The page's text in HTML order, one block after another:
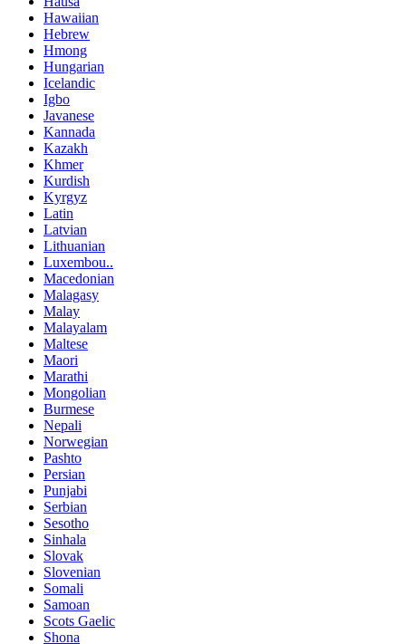
Hawaiian
Hebrew
Hmong
Hungarian
Icelandic
Igbo
Javanese
Kannada
Kazakh
Khmer
Kurdish
Kyrgyz
Latin
Latvian
Lithuanian
Luxembou..
Macedonian
Malagasy
Malay
Malayalam
Maltese
Maori
Marathi
Mongolian
Burmese
Nepali
Norwegian
Pashto
Persian
Punjabi
Serbian
Sesotho
Sinhala
Slovak
Slovenian
Somali
Samoan
Scots Gaelic
Shona